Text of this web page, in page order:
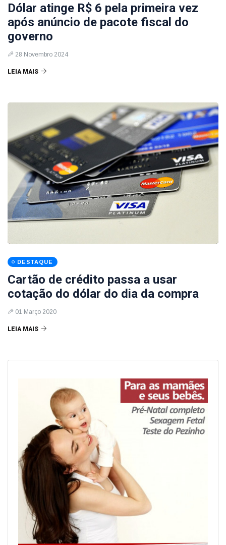
Dólar atinge R$ 6 pela primeira vez
após anúncio de pacote fiscal do
governo
28 Novembro 2024
LEIA MAIS
DESTAQUE
Cartão de crédito passa a usar
cotação do dólar do dia da compra
01 Março 2020
LEIA MAIS